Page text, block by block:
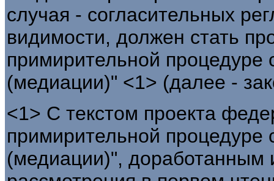
случая - согласительных
видимости, должен стать
примирительной процедуре
(медиации)" <1> (далее -
<1> С текстом проекта
примирительной процедуре
(медиации)", доработанным